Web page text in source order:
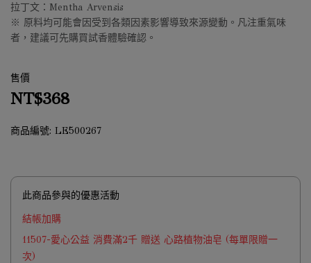
拉丁文：Mentha Arvensis
※ 原料均可能會因受到各類因素影響導致來源變動。凡注重氣味
者，建議可先購買試香體驗確認。
售價
NT$368
商品編號: LE500267
此商品參與的優惠活動
結帳加購
11507-愛心公益 消費滿2千 贈送 心路植物油皂 (每單限贈一
次)